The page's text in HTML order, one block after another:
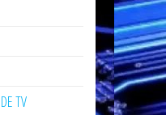
TV